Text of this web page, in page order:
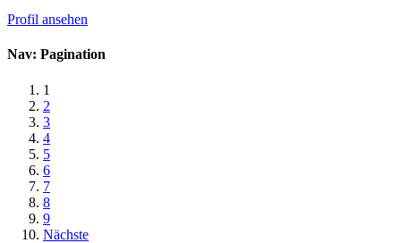
Profil ansehen
Nav: Pagination
1
2
3
4
5
6
7
8
9
Nächste